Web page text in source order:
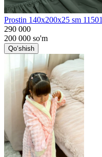
Prostin 140x200x25 sm 11501
290 000
200 000 so'm
Qo‘shish